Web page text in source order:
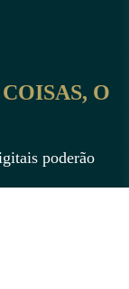
O
poderão